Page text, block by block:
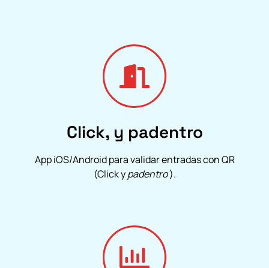
Click, y padentro
App iOS/Android para validar entradas con QR
(Click ypadentro).